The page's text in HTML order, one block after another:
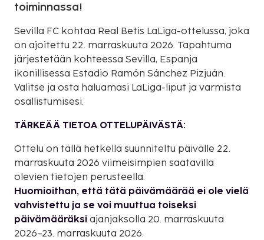
toiminnassa!
Sevilla FC kohtaa Real Betis LaLiga-ottelussa, joka
on ajoitettu 22. marraskuuta 2026. Tapahtuma
järjestetään kohteessa Sevilla, Espanja
ikonillisessa Estadio Ramón Sánchez Pizjuán.
Valitse ja osta haluamasi LaLiga-liput ja varmista
osallistumisesi.
TÄRKEÄÄ TIETOA OTTELUPÄIVÄSTÄ:
Ottelu on tällä hetkellä suunniteltu päivälle 22.
marraskuuta 2026 viimeisimpien saatavilla
olevien tietojen perusteella.
Huomioithan, että tätä päivämäärää ei ole vielä
vahvistettu ja se voi muuttua toiseksi
päivämääräksi ajanjaksolla 20. marraskuuta
2026–23. marraskuuta 2026.